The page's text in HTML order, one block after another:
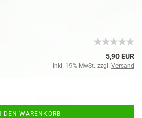
5,90 EUR
inkl. 19% MwSt. zzgl. Versand
DEN WARENKORB